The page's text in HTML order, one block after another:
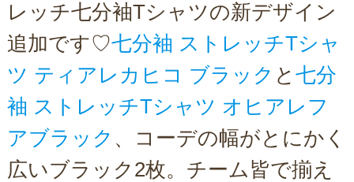
レッチ七分袖Tシャツの新デザイン
追加です♡七分袖 ストレッチTシャ
ツ ティアレカヒコ ブラック と 七分
袖 ストレッチTシャツ オヒアレフ
アブラック 、コーデの幅がとにかく
広いブラック2枚。チーム皆で揃え